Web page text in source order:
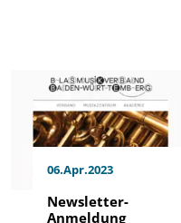
06.Apr.2023
Newsletter-
Anmeldung